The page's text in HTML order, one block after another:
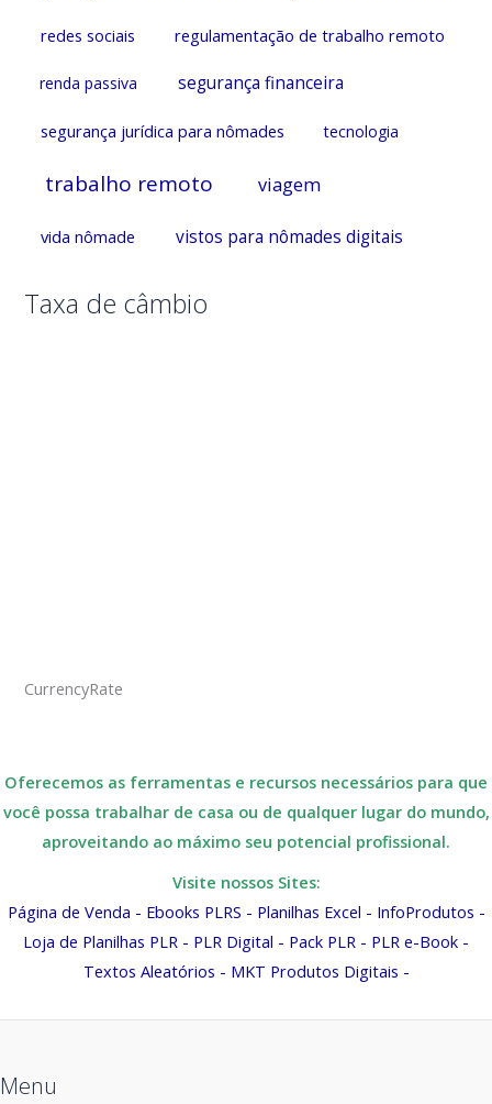
redes sociais regulamentação de trabalho remoto
renda passiva segurança financeira
segurança jurídica para nômades tecnologia
trabalho remoto viagem
vida nômade vistos para nômades digitais
Taxa de câmbio
CurrencyRate
Oferecemos as ferramentas e recursos necessários para que
você possa trabalhar de casa ou de qualquer lugar do mundo,
aproveitando ao máximo seu potencial profissional.
Visite nossos Sites:
Página de Venda - Ebooks PLRS - Planilhas Excel - InfoProdutos -
Loja de Planilhas PLR - PLR Digital - Pack PLR - PLR e-Book -
Textos Aleatórios - MKT Produtos Digitais -
Menu